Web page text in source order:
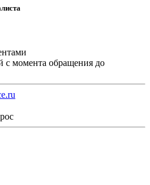
с момента обращения до